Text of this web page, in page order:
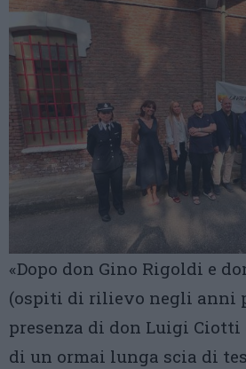
«Dopo don Gino Rigoldi e
(ospiti di rilievo negli anni
presenza di don Luigi Ciotti
di un ormai lunga scia di